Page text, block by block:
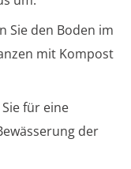
Sie den Boden im
mit Kompost
für eine
der